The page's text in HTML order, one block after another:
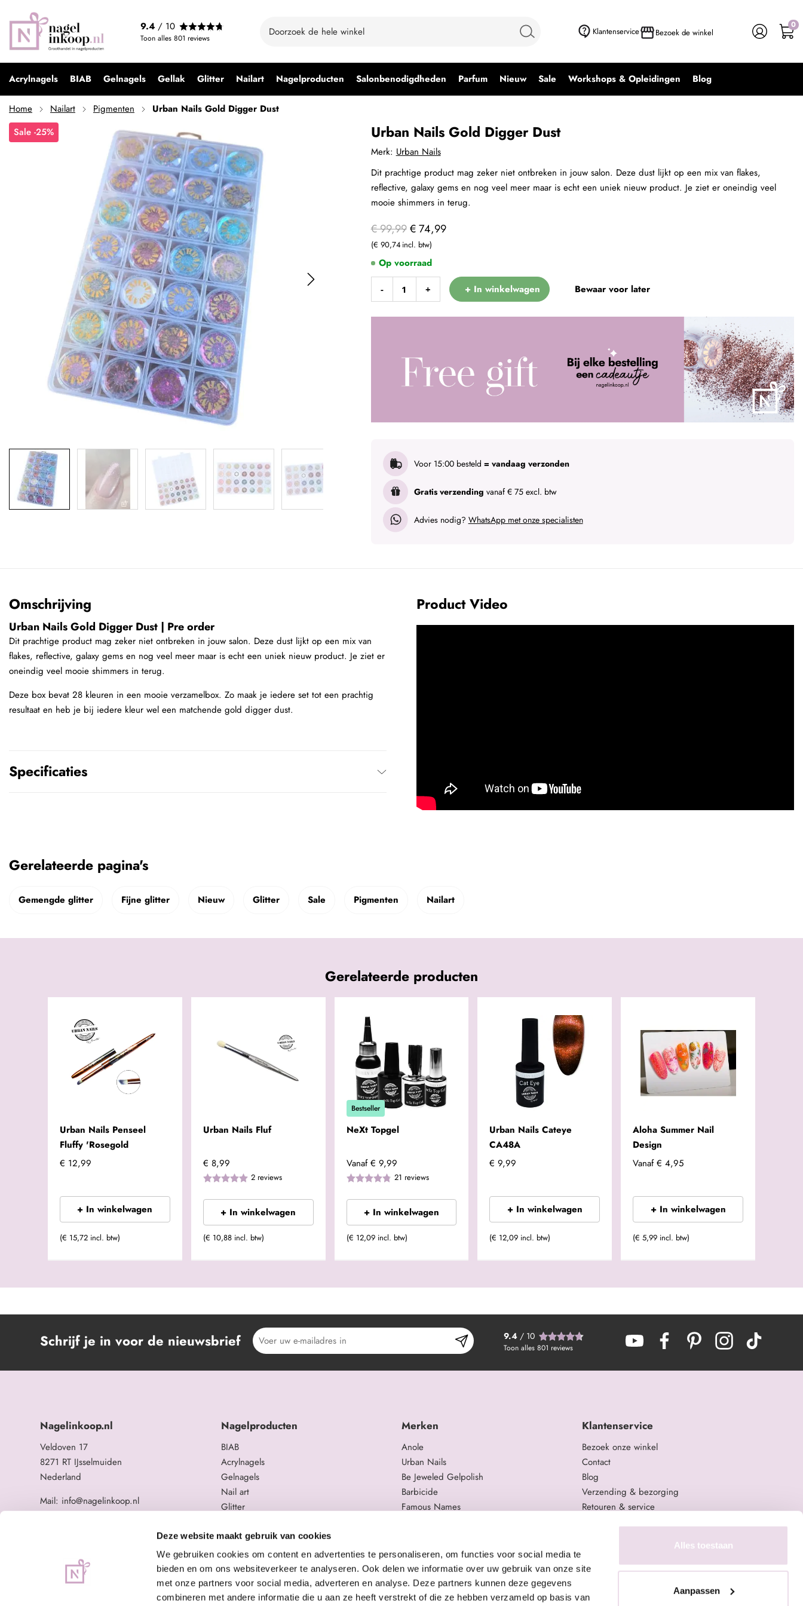
Deze website maakt gebruik van cookies
We gebruiken cookies om content en advertenties te personaliseren, om functies voor social media te
bieden en om ons websiteverkeer te analyseren. Ook delen we informatie over uw gebruik van onze site
met onze partners voor social media, adverteren en analyse. Deze partners kunnen deze gegevens
combineren met andere informatie die u aan ze heeft verstrekt of die ze hebben verzameld op basis van
Alles toestaan
Aanpassen
Klantenservice Bezoek de winkel
9.4 / 10
Toon alles 801 reviews
0
Acrylnagels BIAB Gelnagels Gellak Glitter Nailart Nagelproducten Salonbenodigdheden Parfum Nieuw Sale Workshops & Opleidingen Blog
Home Nailart Pigmenten
Urban Nails Gold Digger Dust
Sale -25%
Urban Nails Gold Digger Dust
€ 99,99 € 74,99
€ 90,74
€ 99,99
€ 74,99
+ In winkelwagen
- + + In winkelwagen Bewaar voor later
Merk: Urban Nails
Voor 15:00 besteld = vandaag verzonden
Gratis verzending vanaf € 75 excl. btw
Advies nodig? WhatsApp met onze specialisten
Op voorraad
Dit prachtige product mag zeker niet ontbreken in jouw salon. Deze dust lijkt op een mix van flakes,
reflective, galaxy gems en nog veel meer maar is echt een uniek nieuw product. Je ziet er oneindig veel
mooie shimmers in terug.
Omschrijving
Urban Nails Gold Digger Dust | Pre order
Dit prachtige product mag zeker niet ontbreken in jouw salon. Deze dust lijkt op een mix van
flakes, reflective, galaxy gems en nog veel meer maar is echt een uniek nieuw product. Je ziet er
oneindig veel mooie shimmers in terug.
Deze box bevat 28 kleuren in een mooie verzamelbox. Zo maak je iedere set tot een prachtig
resultaat en heb je bij iedere kleur wel een matchende gold digger dust.
Specificaties
Product Video
Gerelateerde pagina's
Gemengde glitter Fijne glitter Nieuw Glitter Sale Pigmenten Nailart
Gerelateerde producten
Urban Nails Penseel
Fluffy 'Rosegold
€ 12,99
+ In winkelwagen
(€ 15,72 incl. btw)
Urban Nails Fluf
€ 8,99
2 reviews
+ In winkelwagen
(€ 10,88 incl. btw)
Bestseller
NeXt Topgel
Vanaf € 9,99
21 reviews
+ In winkelwagen
(€ 12,09 incl. btw)
Urban Nails Cateye
CA48A
€ 9,99
+ In winkelwagen
(€ 12,09 incl. btw)
Aloha Summer Nail
Design
Vanaf € 4,95
+ In winkelwagen
(€ 5,99 incl. btw)
Schrijf je in voor de nieuwsbrief 9.4/ 10
Toon alles 801 reviews
Nagelinkoop.nl
Veldoven 17
8271 RT IJsselmuiden
Nederland
Mail: info@nagelinkoop.nl
BTW nummer: NL863104678B01
Nagelproducten
BIAB
Acrylnagels
Gelnagels
Nail art
Glitter
Overige nagelproducten
Merken
Anole
Urban Nails
Be Jeweled Gelpolish
Barbicide
Famous Names
Staleks Pro
Klantenservice
Bezoek onze winkel
Contact
Blog
Verzending & bezorging
Retouren & service